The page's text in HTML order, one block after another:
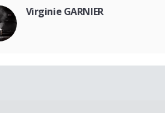
Virginie GARNIER